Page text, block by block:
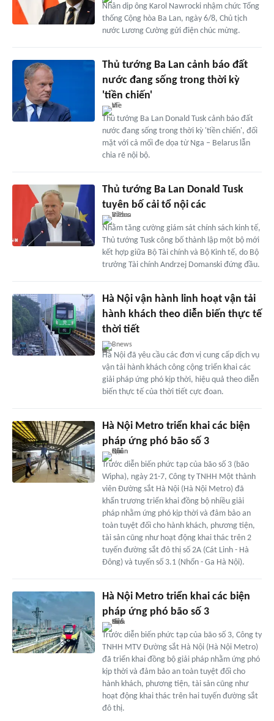
Nhân dịp ông Karol Nawrocki nhậm chức Tổng
thống Cộng hòa Ba Lan, ngày 6/8, Chủ tịch
nước Lương Cường gửi điện chúc mừng.
Thủ tướng Ba Lan cảnh báo đất
nước đang sống trong thời kỳ
'tiền chiến'
Thủ tướng Ba Lan Donald Tusk cảnh báo đất
nước đang sống trong thời kỳ 'tiền chiến', đối
mặt với cả mối đe dọa từ Nga – Belarus lẫn
chia rẽ nội bộ.
Thủ tướng Ba Lan Donald Tusk
tuyên bố cải tổ nội các
Nhằm tăng cường giám sát chính sách kinh tế,
Thủ tướng Tusk công bố thành lập một bộ mới
kết hợp giữa Bộ Tài chính và Bộ Kinh tế, do Bộ
trưởng Tài chính Andrzej Domanski đứng đầu.
Hà Nội vận hành linh hoạt vận tải
hành khách theo diễn biến thực tế
thời tiết
Bnews
Hà Nội đã yêu cầu các đơn vị cung cấp dịch vụ
vận tải hành khách công cộng triển khai các
giải pháp ứng phó kịp thời, hiệu quả theo diễn
biến thực tế của thời tiết cực đoan.
Hà Nội Metro triển khai các biện
pháp ứng phó bão số 3
Trước diễn biến phức tạp của bão số 3 (bão
Wipha), ngày 21-7, Công ty TNHH Một thành
viên Đường sắt Hà Nội (Hà Nội Metro) đã
khẩn trương triển khai đồng bộ nhiều giải
pháp nhằm ứng phó kịp thời và đảm bảo an
toàn tuyệt đối cho hành khách, phương tiện,
tài sản cũng như hoạt động khai thác trên 2
tuyến đường sắt đô thị số 2A (Cát Linh - Hà
Đông) và tuyến số 3.1 (Nhổn - Ga Hà Nội).
Hà Nội Metro triển khai các biện
pháp ứng phó bão số 3
Trước diễn biến phức tạp của bão số 3, Công ty
TNHH MTV Đường sắt Hà Nội (Hà Nội Metro)
đã triển khai đồng bộ giải pháp nhằm ứng phó
kịp thời và đảm bảo an toàn tuyệt đối cho
hành khách, phương tiện, tài sản cũng như
hoạt động khai thác trên hai tuyến đường sắt
đô thị.